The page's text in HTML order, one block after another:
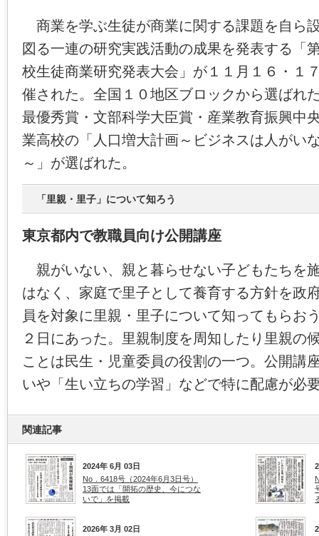
商業を学ぶ生徒が商業に関する課題を自ら
図る一連の研究実践活動の成果を発表する「
校生徒商業研究発表大会」が１１月１６・１
催された。全国１０地区ブロックから選ばれ
最優秀賞・文部科学大臣賞・産業教育振興中
業高校の「人口増大計画～ビジネスは人がい
～」が選ばれた。
「里親・里子」について知ろう
東京都内で教職員向け公開講座
親がいない、親と暮らせない子どもたちを
はなく、家庭で里子として養育する方針を政
員を対象に里親・里子について知ってもらお
２日にあった。里親制度を周知したり里親の
ことは民生・児童委員の役割の一つ。公開講
いや「生い立ちの学習」などで特に配慮が必
関連記事
2024年 6月 03日
No．6418号（2024年6月3日号）
13面では「開拓の歴史、今につな
いで」を掲載
2026年 3月 02日